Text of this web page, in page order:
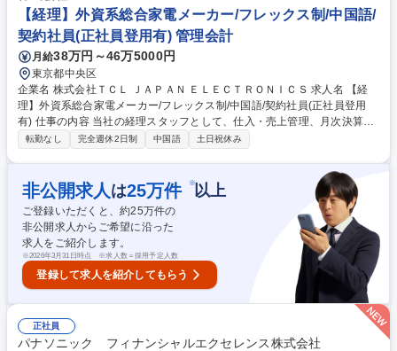
だきます。 募集職種 【経理財務】ダイヤモンド工具国内シェアNO.1/東証
プライム上場グローバル企業
【経理】外資系総合家電メーカー/フレックス制/中国語/
契約社員(正社員登用有) 管理会計
月給38万円～46万5000円
東京都中央区
企業名 株式会社ＴＣＬ ＪＡＰＡＮ ＥＬＥＣＴＲＯＮＩＣＳ 求人名 【経
理】外資系総合家電メーカー/フレックス制/中国語/契約社員(正社員登用
有) 仕事の内容 当社の経理スタッフとして、仕入・売上管理、月次決算補
助、予算管理補助、各種システム処理など、幅広い経理業務をお任せしま
入データの確認、システム承認、請求内容との照合、差異確認など■売上
関連業務：売上データの確認、システム承認、売掛金の照合、入金確認、
リベート処理など■月次決算補助：各種仕訳入力、勘定科目残高の確認、
未払・前払・売掛・買掛関連の確認など■予算管理補助：予算管理システ
ムへの入力、実績データの確認、関連資料の作成など■資料作成：経営層
向け資料、会議資料、社内報告資料などの作成補助 募集職種 【経理】外
資系総合家電メーカー/フレックス制/中国語/契約社員(正社員登用有)
転勤なし 完全週休2日制 中国語 土日祝休み
非公開求人 は25万件 ※以上
ご登録いただくと、約25万件の
非公開求人からご希望に沿った
求人をご紹介します。
※2026年3月31日時点 ※求人数＝採用予定人数
登録して求人を紹介してもらう
正社員
パナソニック フィナンシャルエクセレンス株式会社